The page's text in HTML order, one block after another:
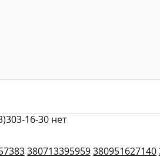
16-30 нет
380713395959380951627140